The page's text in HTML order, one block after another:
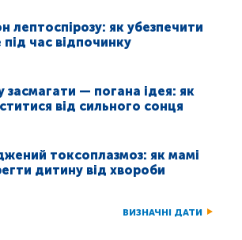
лептоспірозу: як убезпечити
під час відпочинку
засмагати — погана ідея: як
від сильного сонця
токсоплазмоз: як мамі
дитину від хвороби
ВИЗНАЧНІ ДАТИ